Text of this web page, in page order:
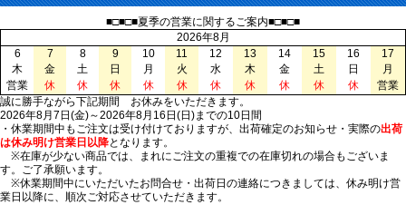
■□■□■夏季の営業に関するご案内■□■□■
2026年8月
6
7 8 9 10 11 12 13 14 15 16
17
木
金 土 日 月 火 水 木 金 土 日
月
営業
休 休 休 休 休 休 休 休 休 休
営業
誠に勝手ながら下記期間 お休みをいただきます。
2026年8月7日(金)～2026年8月16日(日)までの10日間
・休業期間中もご注文は受け付けておりますが、出荷確定のお知らせ・実際の出荷
は休み明け営業日以降となります。
※在庫が少ない商品では、まれにご注文の重複での在庫切れの場合もございま
す。ご了承願います。
※休業期間中にいただいたお問合せ・出荷日の連絡につきましては、休み明け営
業日以降に、順次ご対応させていただきます。